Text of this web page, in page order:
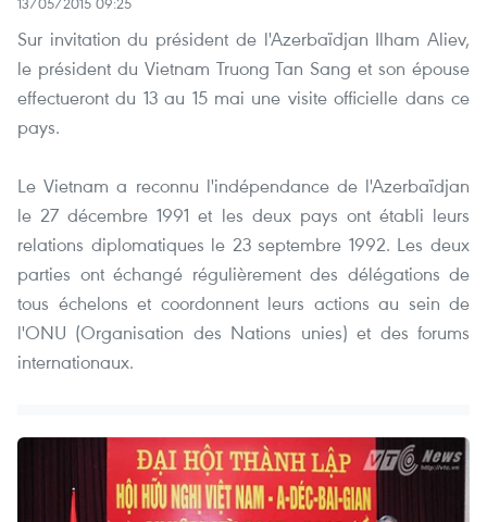
Sur invitation du président de l'Azerbaïdjan Ilham Aliev,
le président du Vietnam Truong Tan Sang et son épouse
effectueront du 13 au 15 mai une visite officielle dans ce
pays.
Le Vietnam a reconnu l'indépendance de l'Azerbaïdjan
le 27 décembre 1991 et les deux pays ont établi leurs
relations diplomatiques le 23 septembre 1992. Les deux
parties ont échangé régulièrement des délégations de
tous échelons et coordonnent leurs actions au sein de
l'ONU (Organisation des Nations unies) et des forums
internationaux.